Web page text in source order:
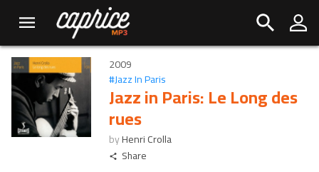
2009
#Jazz In Paris
Jazz in Paris: Le Long des
rues
byHenri Crolla
Share